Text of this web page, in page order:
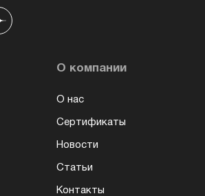
О компании
О нас
Сертификаты
Новости
Статьи
Контакты